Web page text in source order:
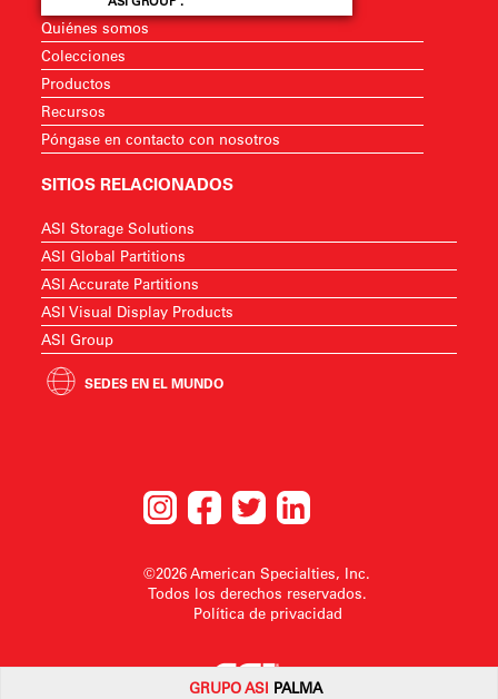
GRUPOASI PALMA
Quiénes somos
Colecciones
Productos
Recursos
Póngase en contacto con nosotros
SITIOS RELACIONADOS
ASI Storage Solutions
ASI Global Partitions
ASI Accurate Partitions
ASI Visual Display Products
ASI Group
SEDES EN EL MUNDO
©2026 American Specialties, Inc.
Todos los derechos reservados.
Política de privacidad